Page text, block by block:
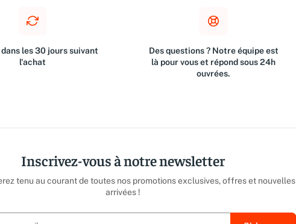
les 30 jours suivant
l'achat
Des questions ? Notre équipe est
là pour vous et répond sous 24h
ouvrées.
Inscrivez-vous à notre newsletter
tenu au courant de toutes nos promotions exclusives, offres et nouvelles
arrivées !